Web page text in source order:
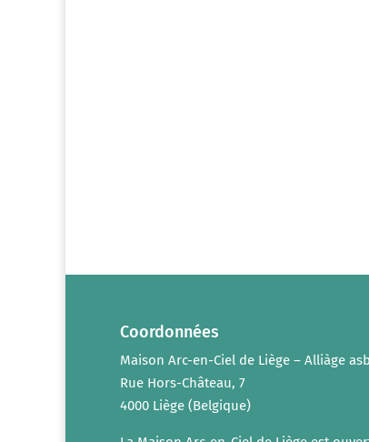
Coordonnées
Maison Arc-en-Ciel de Liège – Alliàge
Rue Hors-Château, 7
4000 Liège (Belgique)